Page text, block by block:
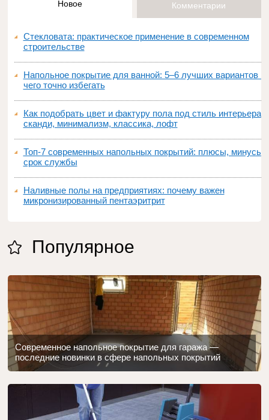
Новое Комментарии
Стекловата: практическое применение в современном
строительстве
Напольное покрытие для ванной: 5–6 лучших вариантов и
чего точно избегать
Как подобрать цвет и фактуру пола под стиль интерьера:
сканди, минимализм, классика, лофт
Топ‑7 современных напольных покрытий: плюсы, минусы,
срок службы
Наливные полы на предприятиях: почему важен
микронизированный пентаэритрит
Популярное
Современное напольное покрытие для гаража —
последние новинки в сфере напольных покрытий